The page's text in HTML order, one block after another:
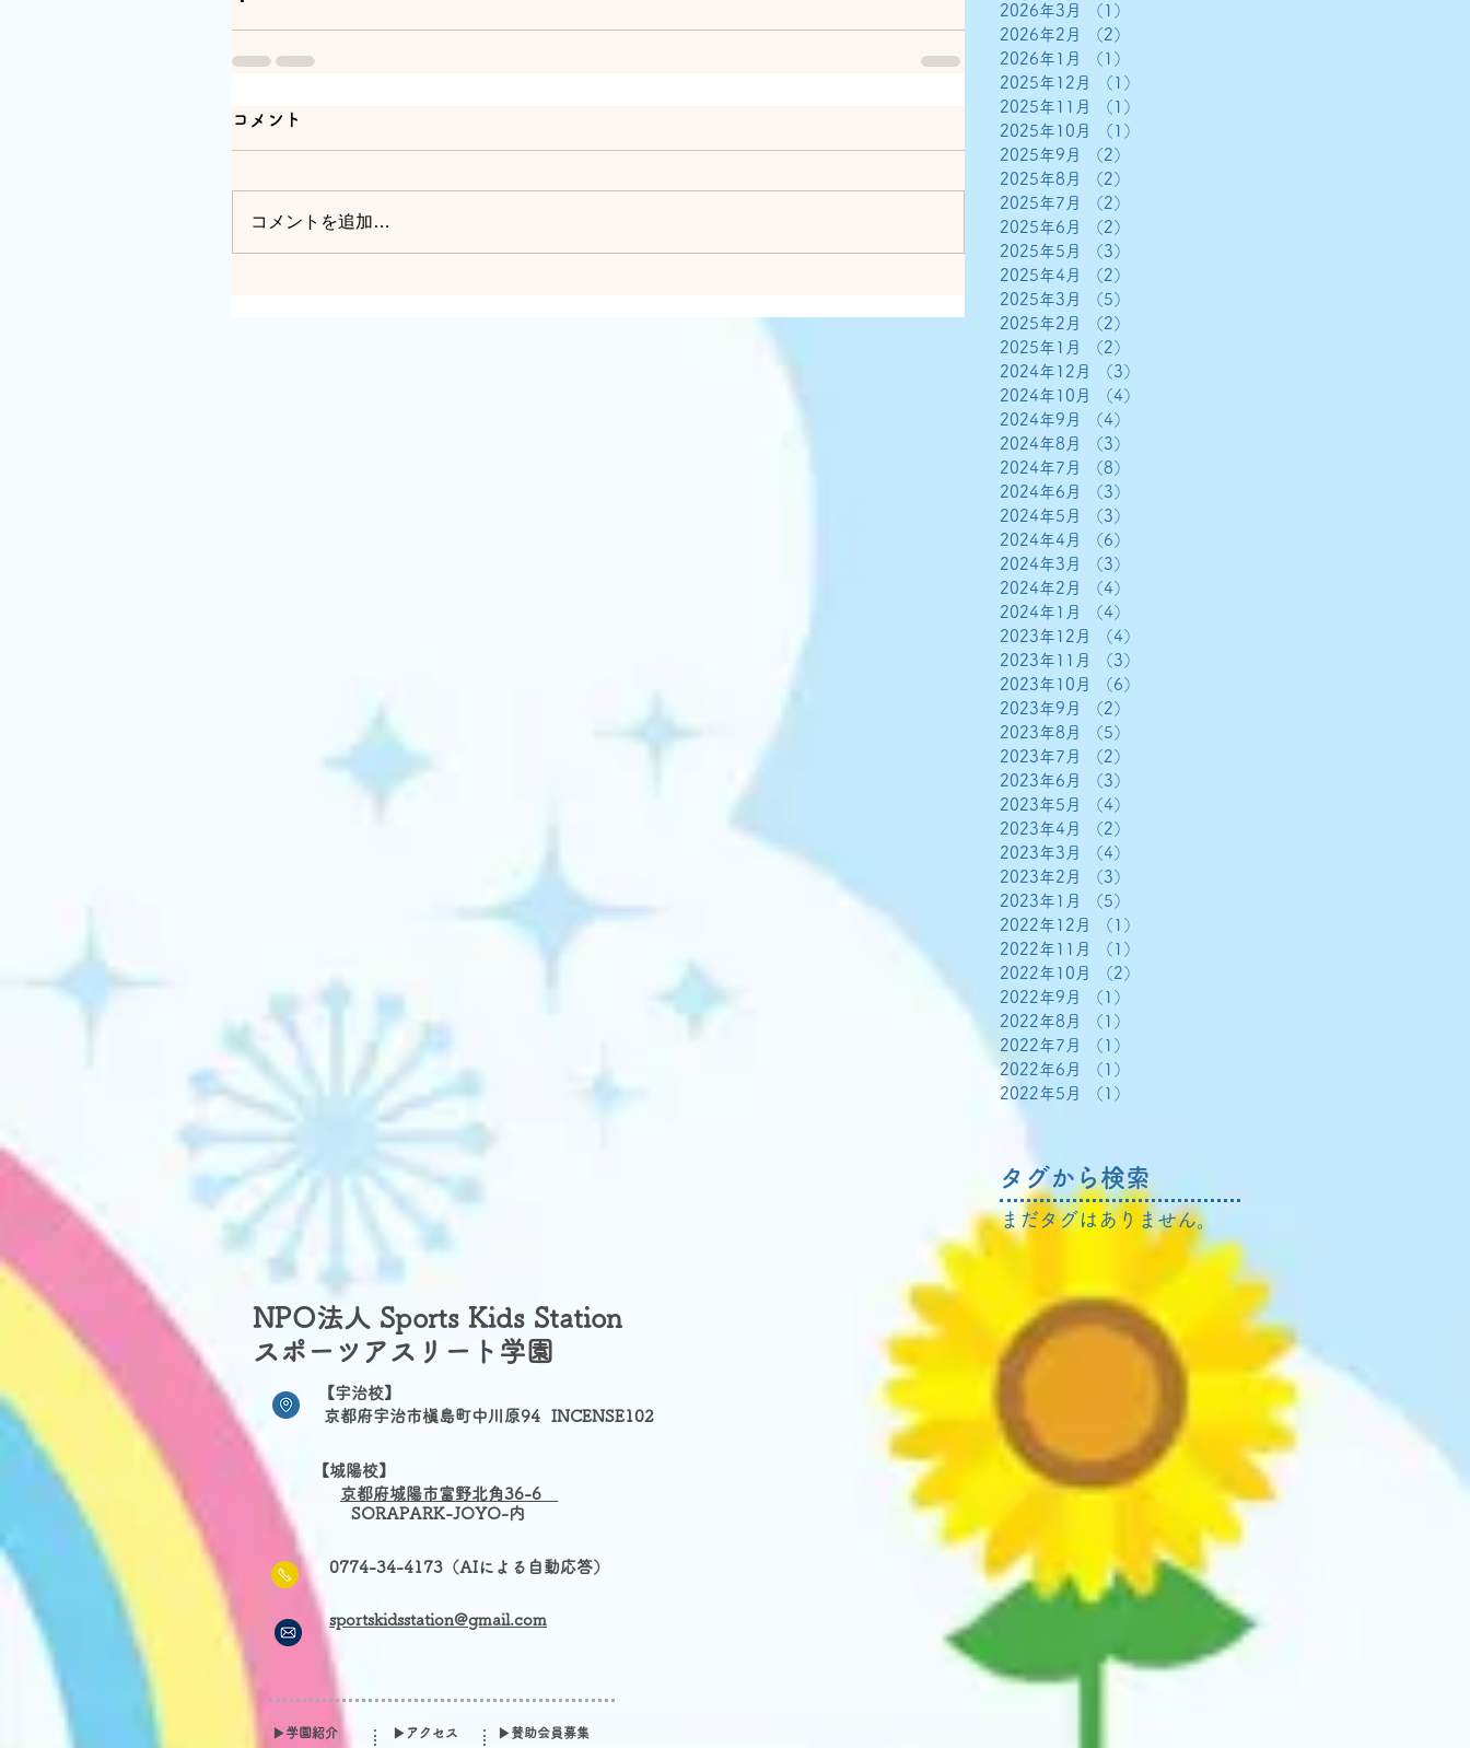
コメント
コメントを追加…
2026年3月
（1）
2026年2月
（2）
2026年1月
（1）
2025年12月
（1）
2025年11月
（1）
2025年10月
（1）
2025年9月
（2）
2025年8月
（2）
2025年7月
（2）
2025年6月
（2）
2025年5月
（3）
2025年4月
（2）
2025年3月
（5）
2025年2月
（2）
2025年1月
（2）
2024年12月
（3）
2024年10月
（4）
2024年9月
（4）
2024年8月
（3）
2024年7月
（8）
2024年6月
（3）
2024年5月
（3）
2024年4月
（6）
2024年3月
（3）
2024年2月
（4）
2024年1月
（4）
2023年12月
（4）
2023年11月
（3）
2023年10月
（6）
2023年9月
（2）
2023年8月
（5）
2023年7月
（2）
2023年6月
（3）
2023年5月
（4）
2023年4月
（2）
2023年3月
（4）
2023年2月
（3）
2023年1月
（5）
2022年12月
（1）
2022年11月
（1）
2022年10月
（2）
2022年9月
（1）
2022年8月
（1）
2022年7月
（1）
2022年6月
（1）
2022年5月
（1）
タグから検索
まだタグはありません。
NPO法人 Sports Kids Station​
スポーツアスリート学園
【宇治校】
京都府宇治市槇島町中川原94 INCENSE102
【城陽校】
京都府城陽市富野北角36-6
​ SORAPARK-JOYO-内
0774-34-4173（AIによる自動応答）
sportskidsstation@gmail.com
▶学園紹介 ▶アクセス ▶賛助会員募集